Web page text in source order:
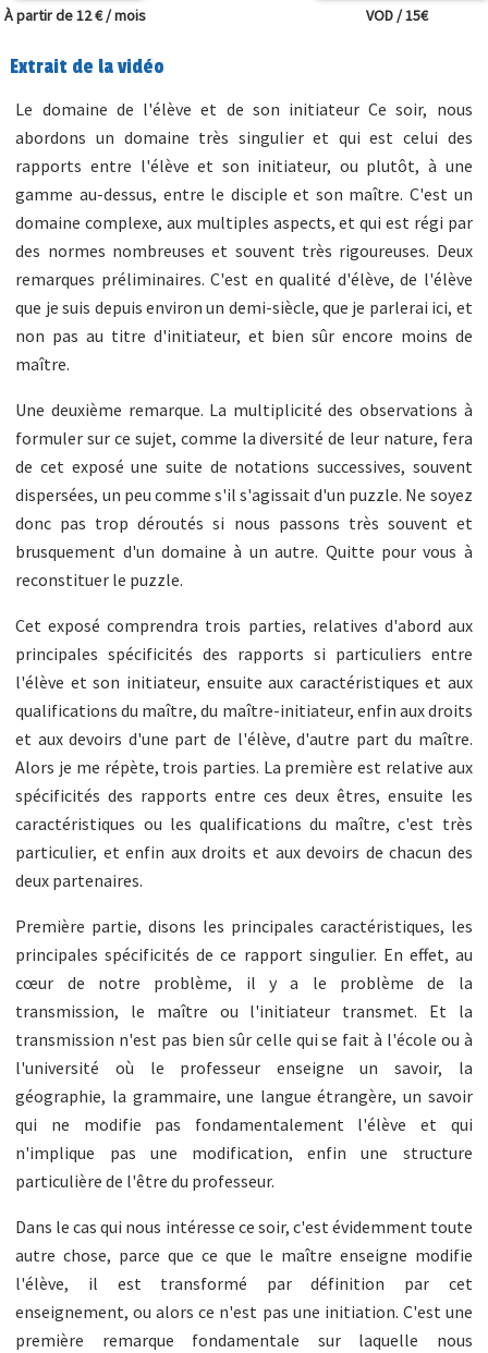
À partir de 12 € / mois VOD / 15€
Extrait de la vidéo
Le domaine de l'élève et de son initiateur Ce soir, nous
abordons un domaine très singulier et qui est celui des
rapports entre l'élève et son initiateur, ou plutôt, à une
gamme au-dessus, entre le disciple et son maître. C'est un
domaine complexe, aux multiples aspects, et qui est régi par
des normes nombreuses et souvent très rigoureuses. Deux
remarques préliminaires. C'est en qualité d'élève, de l'élève
que je suis depuis environ un demi-siècle, que je parlerai ici, et
non pas au titre d'initiateur, et bien sûr encore moins de
maître.
Une deuxième remarque. La multiplicité des observations à
formuler sur ce sujet, comme la diversité de leur nature, fera
de cet exposé une suite de notations successives, souvent
dispersées, un peu comme s'il s'agissait d'un puzzle. Ne soyez
donc pas trop déroutés si nous passons très souvent et
brusquement d'un domaine à un autre. Quitte pour vous à
reconstituer le puzzle.
Cet exposé comprendra trois parties, relatives d'abord aux
principales spécificités des rapports si particuliers entre
l'élève et son initiateur, ensuite aux caractéristiques et aux
qualifications du maître, du maître-initiateur, enfin aux droits
et aux devoirs d'une part de l'élève, d'autre part du maître.
Alors je me répète, trois parties. La première est relative aux
spécificités des rapports entre ces deux êtres, ensuite les
caractéristiques ou les qualifications du maître, c'est très
particulier, et enfin aux droits et aux devoirs de chacun des
deux partenaires.
Première partie, disons les principales caractéristiques, les
principales spécificités de ce rapport singulier. En effet, au
cœur de notre problème, il y a le problème de la
transmission, le maître ou l'initiateur transmet. Et la
transmission n'est pas bien sûr celle qui se fait à l'école ou à
l'université où le professeur enseigne un savoir, la
géographie, la grammaire, une langue étrangère, un savoir
qui ne modifie pas fondamentalement l'élève et qui
n'implique pas une modification, enfin une structure
particulière de l'être du professeur.
Dans le cas qui nous intéresse ce soir, c'est évidemment toute
autre chose, parce que ce que le maître enseigne modifie
l'élève, il est transformé par définition par cet
enseignement, ou alors ce n'est pas une initiation. C'est une
première remarque fondamentale sur laquelle nous